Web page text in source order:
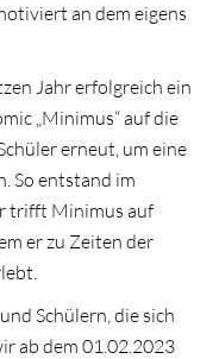
an dem eigens
Jahr erfolgreich ein
„Minimus“ auf die
erneut, um eine
So entstand im
trifft Minimus auf
er zu Zeiten der
Schülern, die sich
ab dem 01.02.2023